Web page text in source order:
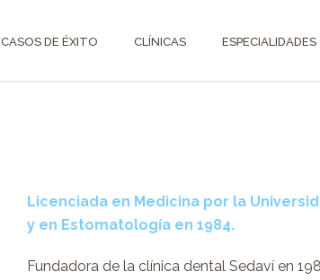
CASOS DE ÉXITO CLÍNICAS ESPECIALIDADES
Licenciada en Medicina por la
y en Estomatología en 1984.
Fundadora de la clínica dental Sedaví en